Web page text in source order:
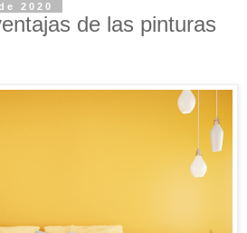
2020
de las pinturas